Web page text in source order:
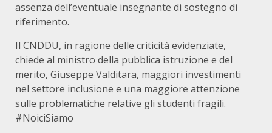
assenza dell’eventuale insegnante di sostegno di
riferimento.
Il CNDDU, in ragione delle criticità evidenziate,
chiede al ministro della pubblica istruzione e del
merito, Giuseppe Valditara, maggiori investimenti
nel settore inclusione e una maggiore attenzione
sulle problematiche relative gli studenti fragili.
#NoiciSiamo